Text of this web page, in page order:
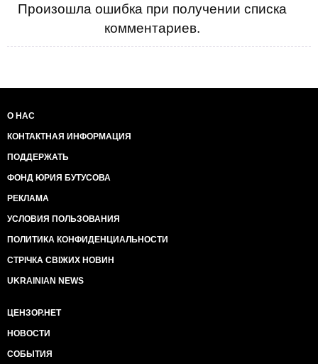
Произошла ошибка при получении списка
комментариев.
О НАС
КОНТАКТНАЯ ИНФОРМАЦИЯ
ПОДДЕРЖАТЬ
ФОНД ЮРИЯ БУТУСОВА
РЕКЛАМА
УСЛОВИЯ ПОЛЬЗОВАНИЯ
ПОЛИТИКА КОНФИДЕНЦИАЛЬНОСТИ
СТРІЧКА СВІЖИХ НОВИН
UKRAINIAN NEWS
ЦЕНЗОР.НЕТ
НОВОСТИ
СОБЫТИЯ